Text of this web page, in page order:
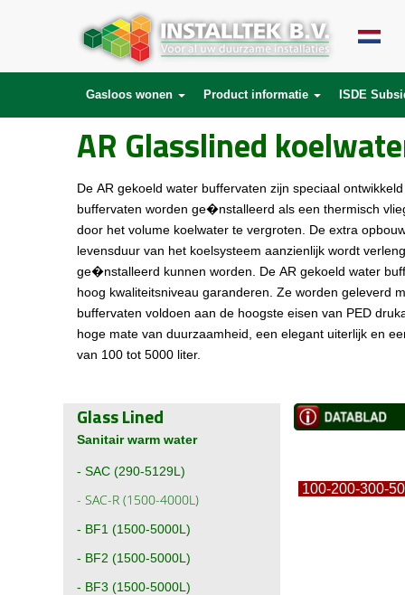
Gasloos wonen Product informatie ISDE
AR Glasslined
De AR gekoeld water buffervaten zijn speciaal
buffervaten worden ge�nstalleerd als een thermisch
door het volume koelwater te vergroten. De extra
levensduur van het koelsysteem aanzienlijk wordt
ge�nstalleerd kunnen worden. De AR gekoeld water
hoog kwaliteitsniveau garanderen. Ze worden geleverd
buffervaten voldoen aan de hoogste eisen van PED
hoge mate van duurzaamheid, een elegant uiterlijk en
van 100 tot 5000 liter.
Glass Lined
Sanitair warm water
- SAC (290-5129L)
- SAC-R (1500-4000L)
- BF1 (1500-5000L)
- BF2 (1500-5000L)
- BF3 (1500-5000L)
100-200-